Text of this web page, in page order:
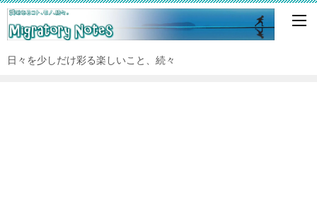
日々を少しだけ彩る楽しいこと、続々